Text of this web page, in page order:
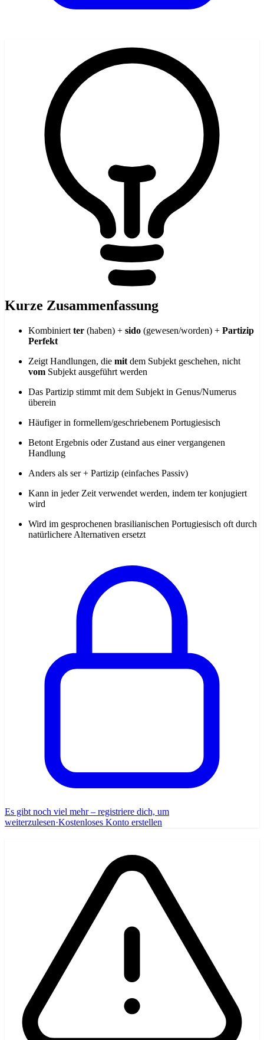
Kurze Zusammenfassung
Kombiniert ter (haben) + sido (gewesen/worden) + Partizip
Perfekt
Zeigt Handlungen, die mit dem Subjekt geschehen, nicht
vom Subjekt ausgeführt werden
Das Partizip stimmt mit dem Subjekt in Genus/Numerus
überein
Häufiger in formellem/geschriebenem Portugiesisch
Betont Ergebnis oder Zustand aus einer vergangenen
Handlung
Anders als ser + Partizip (einfaches Passiv)
Kann in jeder Zeit verwendet werden, indem ter konjugiert
wird
Wird im gesprochenen brasilianischen Portugiesisch oft durch
natürlichere Alternativen ersetzt
Es gibt noch viel mehr – registriere dich, um
weiterzulesen·Kostenloses Konto erstellen